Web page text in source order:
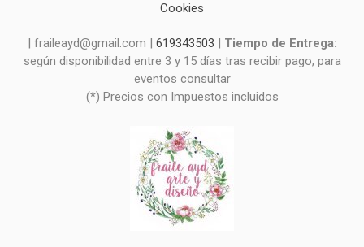
Cookies
| fraileayd@gmail.com | 619343503
Tiempo de Entrega:
según disponibilidad entre 3 y 15 días tras recibir pago, para
eventos consultar
(*) Precios con Impuestos incluidos